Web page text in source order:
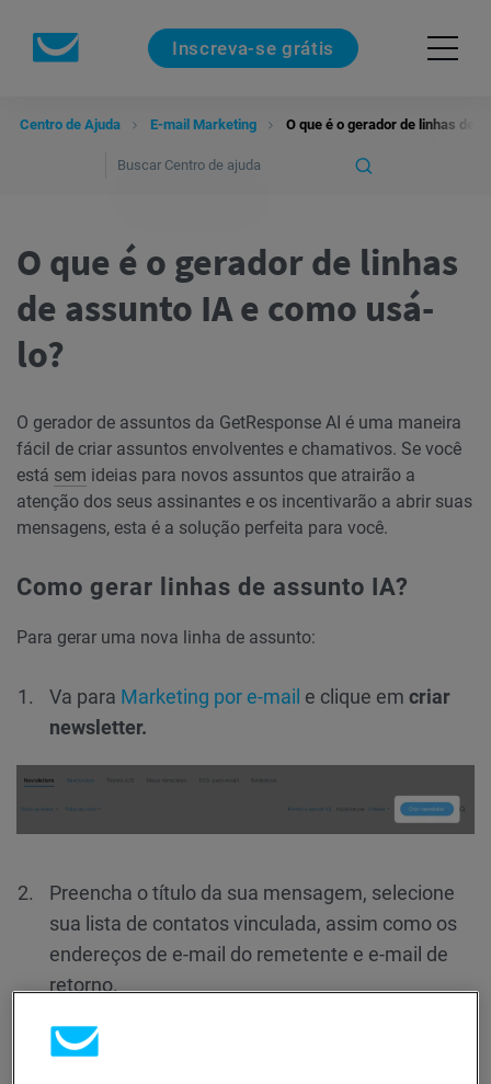
Inscreva-se grátis
Centro de Ajuda E-mail Marketing O que é o gerador de linhas de
O que é o gerador de linhas
de assunto IA e como usá-
lo?
O gerador de assuntos da GetResponse AI é uma maneira
fácil de criar assuntos envolventes e chamativos. Se você
está sem ideias para novos assuntos que atrairão a
atenção dos seus assinantes e os incentivarão a abrir suas
mensagens, esta é a solução perfeita para você.
Como gerar linhas de assunto IA?
Para gerar uma nova linha de assunto:
Va para Marketing por e-mail e clique em criar
newsletter.
Preencha o título da sua mensagem, selecione
sua lista de contatos vinculada, assim como os
endereços de e-mail do remetente e e-mail de
retorno.
Vá para a seção
Gerador de linha de assunto IA.